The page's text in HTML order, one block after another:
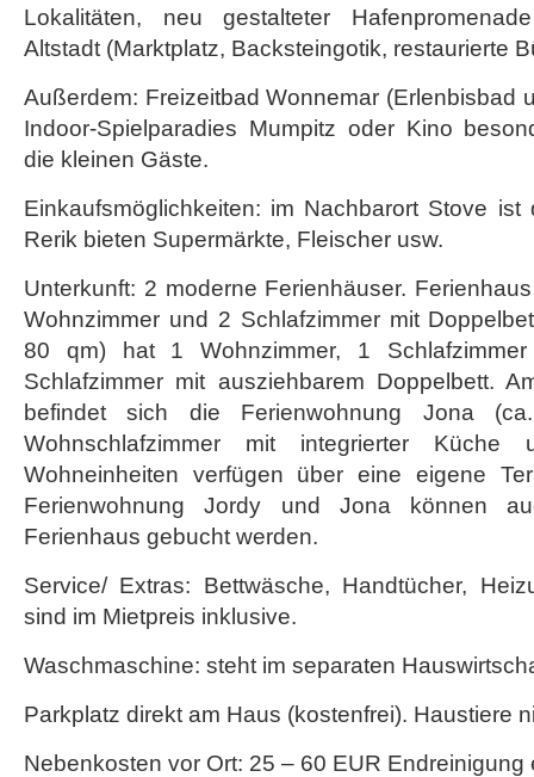
Lokalitäten, neu gestalteter
Altstadt (Marktplatz, Backsteingotik, restaurierte
Außerdem: Freizeitbad Wonnemar (Erlenbisbad
Indoor-Spielparadies Mumpitz oder Kino
die kleinen Gäste.
Einkaufsmöglichkeiten: im Nachbarort Stove
Rerik bieten Supermärkte, Fleischer usw.
Unterkunft: 2 moderne Ferienhäuser.
Wohnzimmer und 2 Schlafzimmer mit
80 qm) hat 1 Wohnzimmer, 1
Schlafzimmer mit ausziehbarem Doppelbett.
befindet sich die Ferienwohnung Jona
Wohnschlafzimmer mit integrierter Küche
Wohneinheiten verfügen über eine eigene
Ferienwohnung Jordy und Jona können
Ferienhaus gebucht werden.
Service/ Extras: Bettwäsche, Handtücher,
sind im Mietpreis inklusive.
Waschmaschine: steht im separaten
Parkplatz direkt am Haus (kostenfrei). Haustiere
Nebenkosten vor Ort: 25 – 60 EUR Endreinigung